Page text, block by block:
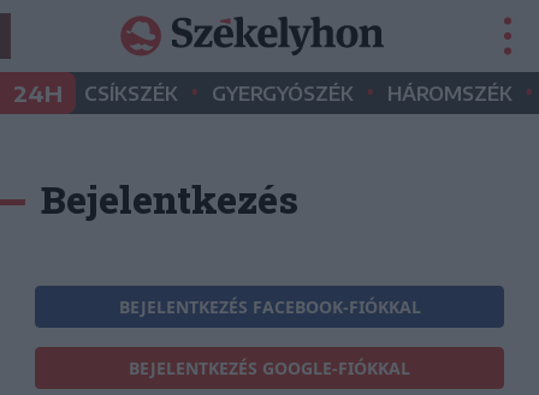
24H CSÍKSZÉK • GYERGYÓSZÉK • HÁROMSZÉK •
Bejelentkezés
BEJELENTKEZÉS FACEBOOK-FIÓKKAL
BEJELENTKEZÉS GOOGLE-FIÓKKAL